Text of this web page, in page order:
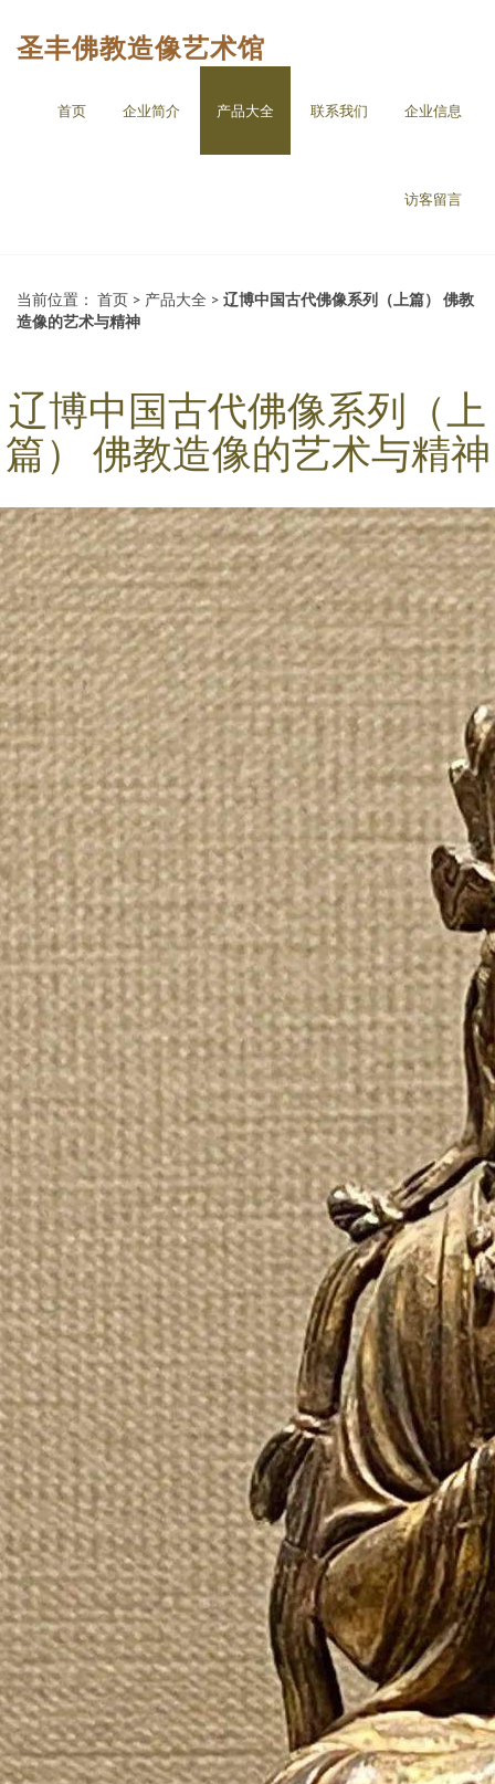
圣丰佛教造像艺术馆
首页 企业简介 产品大全 联系我们 企业信息
访客留言
当前位置： 首页 > 产品大全 > 辽博中国古代佛像系列（上篇） 佛教
造像的艺术与精神
辽博中国古代佛像系列（上
篇） 佛教造像的艺术与精神